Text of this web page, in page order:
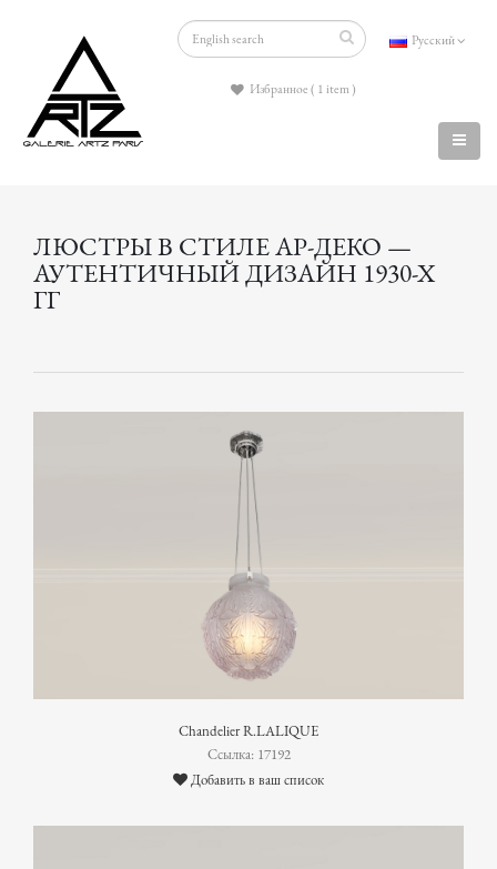
Русский
Избранное ( 1 item )
ЛЮСТРЫ В СТИЛЕ АР-ДЕКО —
АУТЕНТИЧНЫЙ ДИЗАЙН 1930-Х
ГГ
Chandelier R.LALIQUE
Ссылка: 17192
Добавить в ваш список